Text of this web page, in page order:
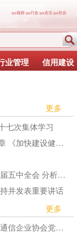
业管理 信用建设
更多
七次集体学习
《求是》杂志发表习近平总书记重要文章 《加快建设健康中国》
中共中央政治局召开会议 决定召开二十届五中全会 分析研究当前经济形势和经济工作 ...
并发表重要讲话
更多
树牢正确政绩观 党建引领促发展—中国通信企业协会党支部书记讲授专题党课